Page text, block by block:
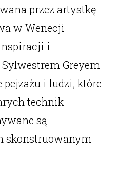
przez artystkę
w Wenecji
i
Greyem
i ludzi, które
technik
są
skonstruowanym